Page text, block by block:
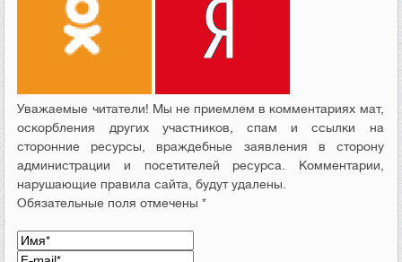
Уважаемые читатели! Мы не приемлем в комментариях мат,
оскорбления других участников, спам и ссылки на
сторонние ресурсы, враждебные заявления в сторону
администрации и посетителей ресурса. Комментарии,
нарушающие правила сайта, будут удалены.
Обязательные поля отмечены *